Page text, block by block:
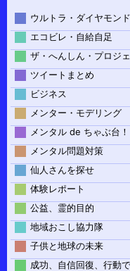
ウルトラ・ダイヤモン
エコビレ・自給自足
ザ・へんしん・プロジ
ツイートまとめ
ビジネス
メンター・モデリング
メンタル de ちゃぶ台！
メンタル問題対策
仙人さんを探せ
体験レポート
公益、霊的目的
地域おこし協力隊
子供と地球の未来
成功、自信回復、行動